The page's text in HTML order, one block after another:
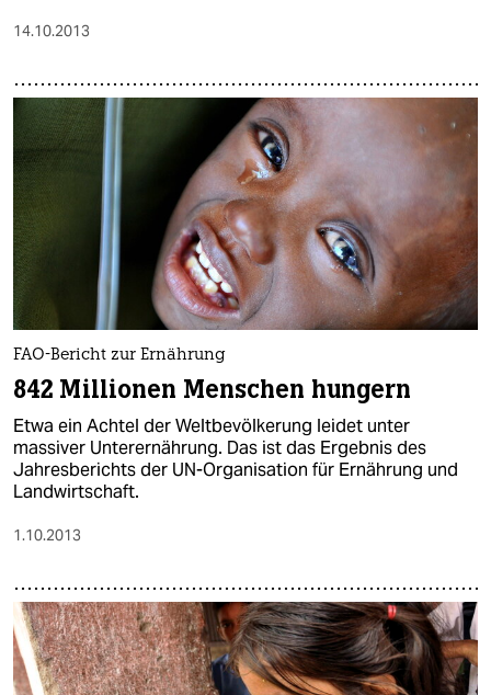
14.10.2013
FAO-Bericht zur Ernährung
842 Millionen Menschen hungern
Etwa ein Achtel der Weltbevölkerung leidet unter
massiver Unterernährung. Das ist das Ergebnis des
Jahresberichts der UN-Organisation für Ernährung und
Landwirtschaft.
1.10.2013